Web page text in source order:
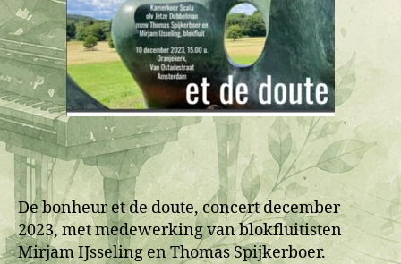
De bonheur et de doute, concert december
2023, met medewerking van blokfluitisten
Mirjam IJsseling en Thomas Spijkerboer.